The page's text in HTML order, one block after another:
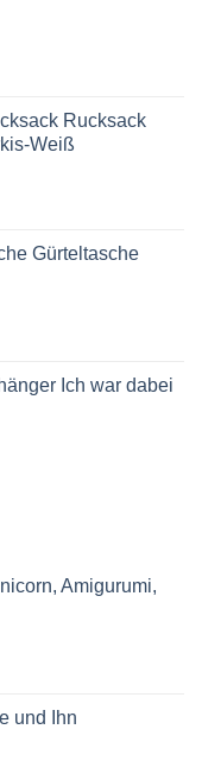
Rucksack
Weiß
Gürteltasche
Ich war dabei
Amigurumi,
und Ihn